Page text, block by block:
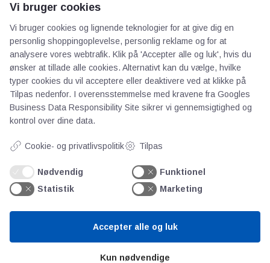
Priser
Kontakt
Persondata
Videncentre
Teknologisk Institut
Videncentre
Litteratur
Forkortelser
Ståbi
Værd at besøge
Vi bruger cookies
Vi bruger cookies og lignende teknologier for at give dig en
personlig shoppingoplevelse, personlig reklame og for at
analysere vores webtrafik. Klik på 'Accepter alle og luk', hvis du
ønsker at tillade alle cookies. Alternativt kan du vælge, hvilke
typer cookies du vil acceptere eller deaktivere ved at klikke på
Tilpas nedenfor. I overensstemmelse med kravene fra Googles
Business Data Responsibility Site sikrer vi gennemsigtighed og
kontrol over dine data.
Cookie- og privatlivspolitik Tilpas
Nødvendig
Funktionel
Statistik
Marketing
Kun nødvendige
Accepter alle og luk